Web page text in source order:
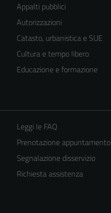
Appalti pubblici
Autorizzazioni
Catasto, urbanistica e SUE
Cultura e tempo libero
Educazione e formazione
Leggi le FAQ
Prenotazione appuntamento
Segnalazione disservizio
Richiesta assistenza